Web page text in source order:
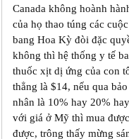
Canada không hoành
của họ thao túng các
bang Hoa Kỳ đòi đặc
không thì hệ thống y tế
thuốc xịt dị ứng của con
thẳng là $14, nếu qua
nhân là 10% hay 20%
với giá ở Mỹ thì mua
được, trông thấy mừng